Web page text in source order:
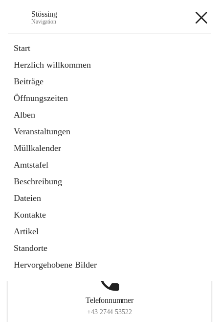
Stössing
Navigation
Start
Herzlich willkommen
Beiträge
Öffnungszeiten
Alben
Veranstaltungen
Müllkalender
Amtstafel
Beschreibung
Dateien
Kontakte
Artikel
Standorte
Hervorgehobene Bilder
Datei
in
Tab
Kindergarten
öffnet
in
neuem
Tab
Telefonnummer
+43 2744 53522